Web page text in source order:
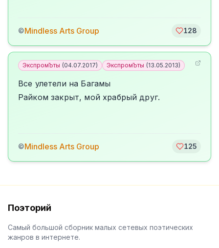
©Mindless Arts Group 128
ЭкспромЪты (04.07.2017) ЭкспромЪты (13.05.2013)
Все улетели на Багамы
Райком закрыт, мой храбрый друг.
©Mindless Arts Group 125
Поэторий
Самый большой сборник малых сетевых поэтических
жанров в интернете.